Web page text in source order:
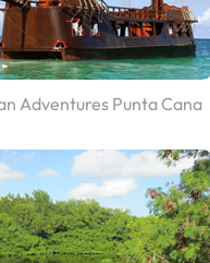
Adventures Punta Cana